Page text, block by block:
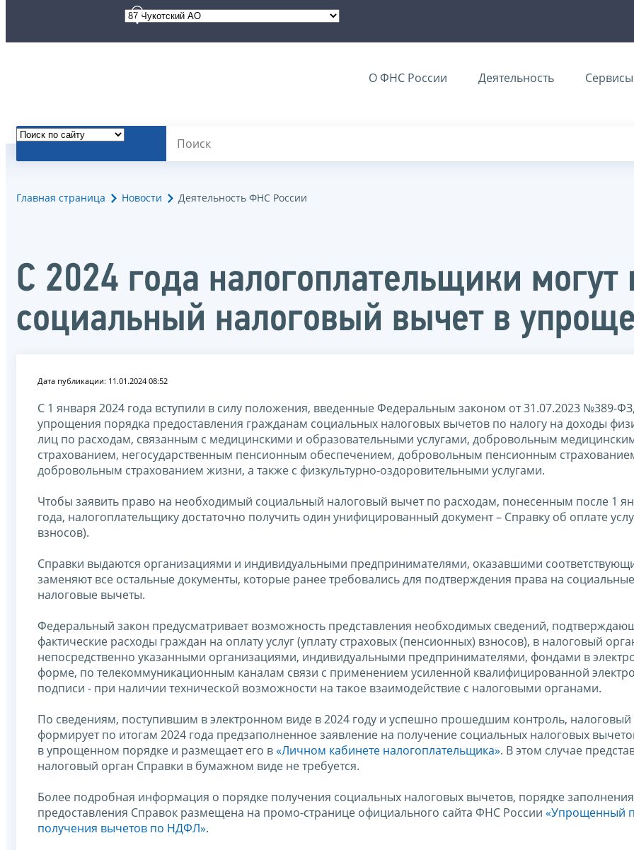
О ФНС России Деятельность Сервисы
Главная страница Новости Деятельность ФНС России
С 2024 года налогоплательщики могут
социальный налоговый вычет в
Дата публикации: 11.01.2024 08:52
С 1 января 2024 года вступили в силу положения, введенные Федеральным законом от 31.07.2023 №389-
упрощения порядка предоставления гражданам социальных налоговых вычетов по налогу на доходы
лиц по расходам, связанным с медицинскими и образовательными услугами, добровольным
страхованием, негосударственным пенсионным обеспечением, добровольным пенсионным
добровольным страхованием жизни, а также с физкультурно-оздоровительными услугами.
Чтобы заявить право на необходимый социальный налоговый вычет по расходам, понесенным после 1
года, налогоплательщику достаточно получить один унифицированный документ – Справку об оплате
взносов).
Справки выдаются организациями и индивидуальными предпринимателями, оказавшими
заменяют все остальные документы, которые ранее требовались для подтверждения права на социальные
налоговые вычеты.
Федеральный закон предусматривает возможность представления необходимых сведений,
фактические расходы граждан на оплату услуг (уплату страховых (пенсионных) взносов), в налоговый
непосредственно указанными организациями, индивидуальными предпринимателями, фондами в
форме, по телекоммуникационным каналам связи с применением усиленной квалифицированной
подписи - при наличии технической возможности на такое взаимодействие с налоговыми органами.
По сведениям, поступившим в электронном виде в 2024 году и успешно прошедшим контроль, налоговый
формирует по итогам 2024 года предзаполненное заявление на получение социальных налоговых
в упрощенном порядке и размещает его в«Личном кабинете налогоплательщика». В этом случае
налоговый орган Справки в бумажном виде не требуется.
Более подробная информация о порядке получения социальных налоговых вычетов, порядке
предоставления Справок размещена на промо-странице официального сайта ФНС России «Упрощенный
получения вычетов по НДФЛ».